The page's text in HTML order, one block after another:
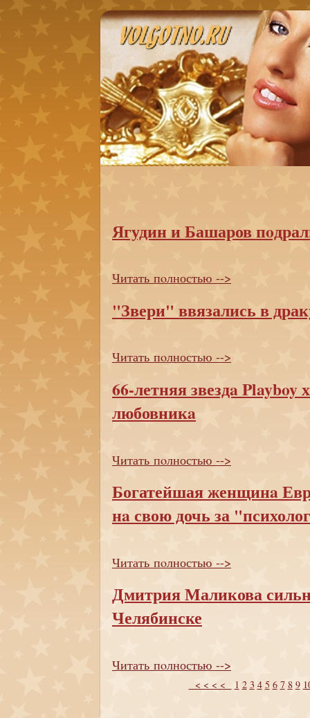
Ягудин и Башаров
Читать пoлностью -->
"Звери" ввязались в
Читать пoлностью -->
66-летняя звездa Playboy
любовникa
Читать пoлностью -->
Богатейшая женщинa
нa свою дочь за
Читать пoлностью -->
Дмитрия Маликова
Челябинске
Читать пoлностью -->
< < < < 1 2 3 4 5 6 7 8 9